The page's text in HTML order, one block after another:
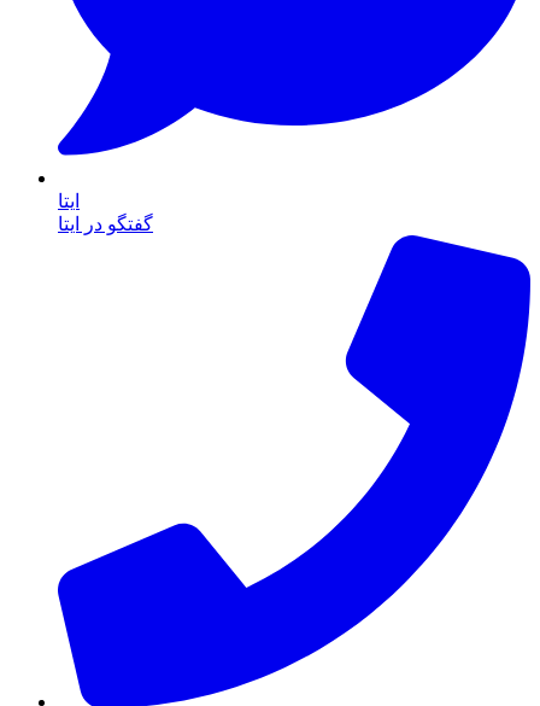
ایتا
گفتگو در ایتا